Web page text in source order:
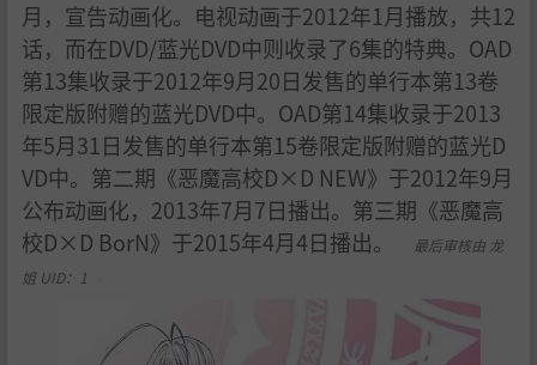
月，宣告动画化。电视动画于2012年1月播放，共12
话，而在DVD/蓝光DVD中则收录了6集的特典。OAD
第13集收录于2012年9月20日发售的单行本第13卷
限定版附赠的蓝光DVD中。OAD第14集收录于2013
年5月31日发售的单行本第15卷限定版附赠的蓝光D
VD中。第二期《恶魔高校D×D NEW》于2012年9月
公布动画化，2013年7月7日播出。第三期《恶魔高
校D×D BorN》于2015年4月4日播出。
最后审核由 龙
姐 UID：1